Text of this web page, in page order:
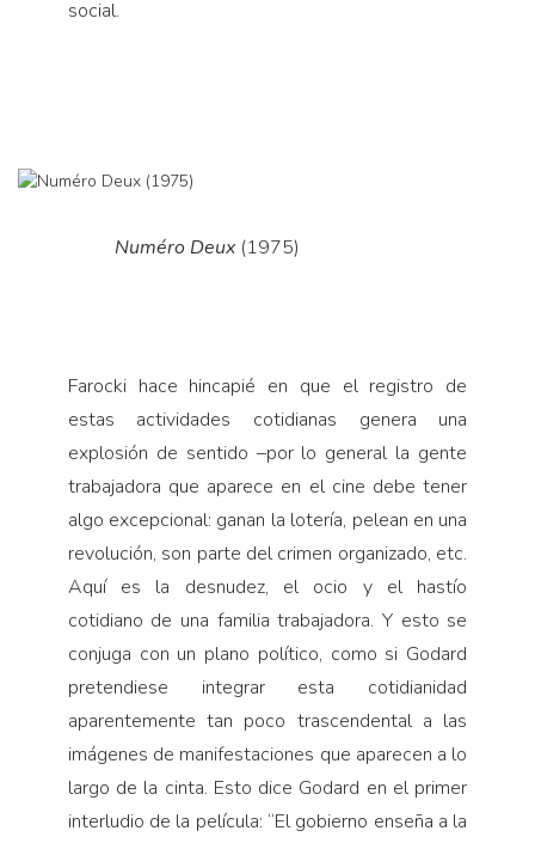
social.
Numéro Deux (1975)
Farocki hace hincapié en que el registro de
estas actividades cotidianas genera una
explosión de sentido –por lo general la gente
trabajadora que aparece en el cine debe tener
algo excepcional: ganan la lotería, pelean en una
revolución, son parte del crimen organizado, etc.
Aquí es la desnudez, el ocio y el hastío
cotidiano de una familia trabajadora. Y esto se
conjuga con un plano político, como si Godard
pretendiese integrar esta cotidianidad
aparentemente tan poco trascendental a las
imágenes de manifestaciones que aparecen a lo
largo de la cinta. Esto dice Godard en el primer
interludio de la película: “El gobierno enseña a la